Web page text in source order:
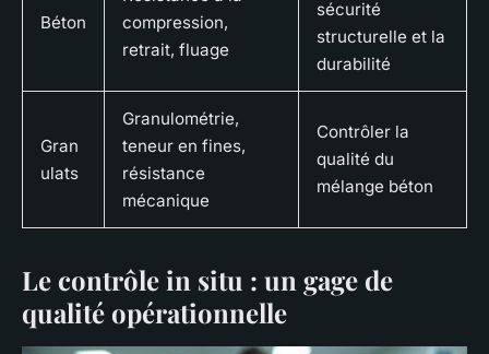
Béton
compression,
retrait, fluage
sécurité
structurelle et la
durabilité
Gran
ulats
Granulométrie,
teneur en fines,
résistance
mécanique
Contrôler la
qualité du
mélange béton
Le contrôle in situ : un gage de
qualité opérationnelle